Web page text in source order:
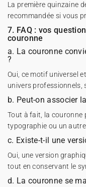
La première quinzaine
recommandée si vous
7. FAQ : vos
couronne
a. La couronne
?
Oui, ce motif universel
univers professionnels,
b. Peut-on associer
Tout à fait, la couronne
typographie ou un
c. Existe-t-il une
Oui, une version
tout en conservant le
d. La couronne se